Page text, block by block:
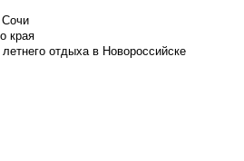
Сочи
края
отдыха в Новороссийске